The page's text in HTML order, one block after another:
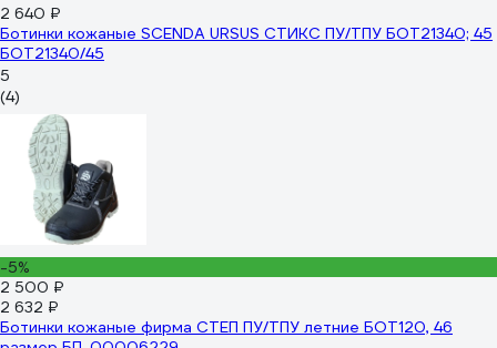
2 640 ₽
Ботинки кожаные SCENDA URSUS СТИКС ПУ/ТПУ БОТ21340; 45
БОТ21340/45
5
(4)
-5%
2 500 ₽
2 632 ₽
Ботинки кожаные фирма СТЕП ПУ/ТПУ летние БОТ120, 46